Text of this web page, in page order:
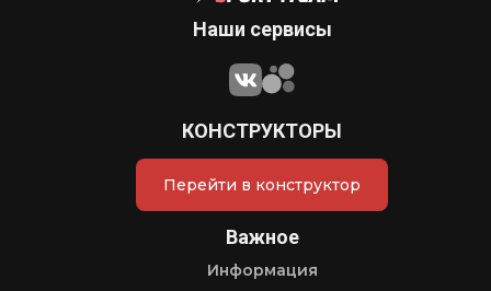
Наши сервисы
КОНСТРУКТОРЫ
Перейти в конструктор
Важное
Информация